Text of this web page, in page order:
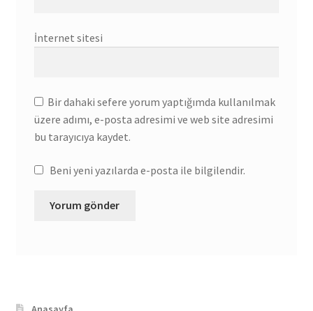
İnternet sitesi
Bir dahaki sefere yorum yaptığımda kullanılmak
üzere adımı, e-posta adresimi ve web site adresimi
bu tarayıcıya kaydet.
Beni yeni yazılarda e-posta ile bilgilendir.